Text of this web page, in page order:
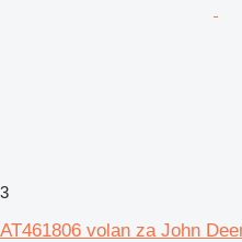
3
AT461806 volan za John